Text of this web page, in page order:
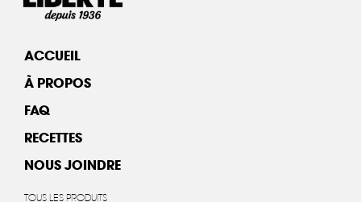
ACCUEIL
À PROPOS
FAQ
RECETTES
NOUS JOINDRE
TOUS LES PRODUITS